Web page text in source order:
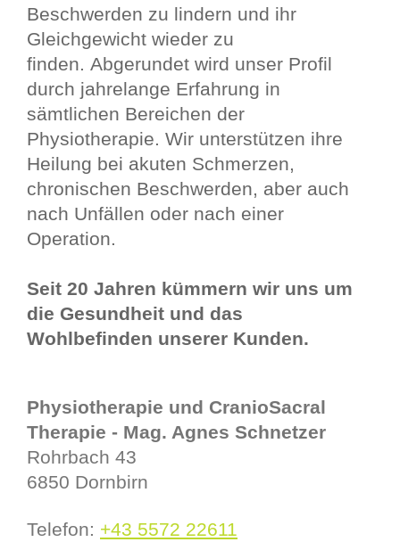
Beschwerden zu lindern und ihr
Gleichgewicht wieder zu
finden. Abgerundet wird unser Profil
durch jahrelange Erfahrung in
sämtlichen Bereichen der
Physiotherapie. Wir unterstützen ihre
Heilung bei akuten Schmerzen,
chronischen Beschwerden, aber auch
nach Unfällen oder nach einer
Operation.
Seit 20 Jahren kümmern wir uns um
die Gesundheit und das
Wohlbefinden unserer Kunden.
Physiotherapie und CranioSacral
Therapie - Mag. Agnes Schnetzer
Rohrbach 43
6850 Dornbirn
Telefon: +43 5572 22611